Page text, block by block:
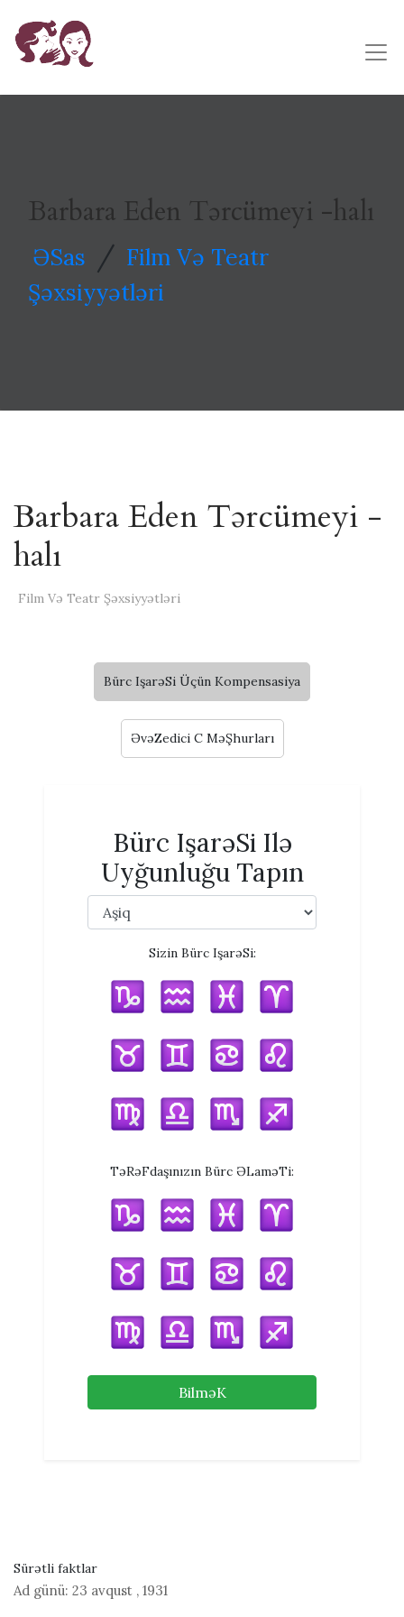
Barbara Eden Tərcümeyi -halı
ƏSas / Film Və Teatr
Şəxsiyyətləri
Barbara Eden Tərcümeyi -
halı
Film Və Teatr Şəxsiyyətləri
Bürc IşarəSi Üçün Kompensasiya
ƏvəZedici C MəŞhurları
Bürc IşarəSi Ilə
Uyğunluğu Tapın
Sizin Bürc IşarəSi:
TəRəFdaşınızın Bürc ƏLaməTi:
BilməK
Sürətli faktlar
Ad günü: 23 avqust , 1931